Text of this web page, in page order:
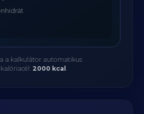
a kalkulátor automatikus
2000 kcal .